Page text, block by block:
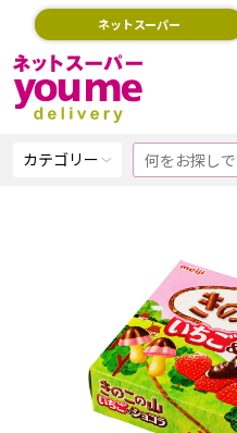
ネットスーパー
カテゴリー